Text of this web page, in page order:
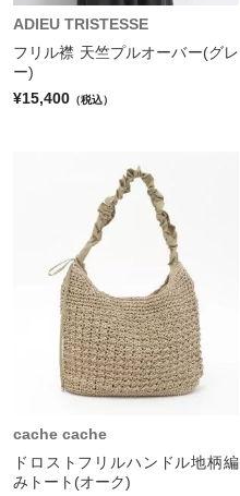
ADIEU TRISTESSE
フリル襟 天竺プルオーバー(グレ
ー)
¥15,400 （税込）
cache cache
ドロストフリルハンドル地柄編
みトート(オーク)